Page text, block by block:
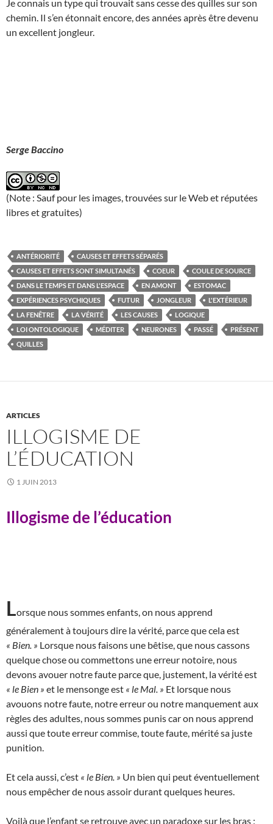
Je connais un type qui trouvait sans cesse des quilles sur son
chemin. Il s’en étonnait encore, des années après être devenu
un excellent jongleur.
Serge Baccino
(Note : Sauf pour les images, trouvées sur le Web et réputées
libres et gratuites)
ANTÉRIORITÉ
CAUSES ET EFFETS SÉPARÉS
CAUSES ET EFFETS SONT SIMULTANÉS
COEUR
COULE DE SOURCE
DANS LE TEMPS ET DANS L'ESPACE
EN AMONT
ESTOMAC
EXPÉRIENCES PSYCHIQUES
FUTUR JONGLEUR
L'EXTÉRIEUR
LA FENÊTRE
LA VÉRITÉ LES CAUSES
LOGIQUE
LOI ONTOLOGIQUE
MÉDITER NEURONES PASSÉ
PRÉSENT
QUILLES
ARTICLES
ILLOGISME DE
L’ÉDUCATION
1 JUIN 2013
Illogisme de l’éducation
Lorsque nous sommes enfants, on nous apprend
généralement à toujours dire la vérité, parce que cela est
« Bien. » Lorsque nous faisons une bêtise, que nous cassons
quelque chose ou commettons une erreur notoire, nous
devons avouer notre faute parce que, justement, la vérité est
« le Bien » et le mensonge est « le Mal. » Et lorsque nous
avouons notre faute, notre erreur ou notre manquement aux
règles des adultes, nous sommes punis car on nous apprend
aussi que toute erreur commise, toute faute, mérité sa juste
punition.
Et cela aussi, c’est « le Bien. » Un bien qui peut éventuellement
nous empêcher de nous assoir durant quelques heures.
Voilà que l’enfant se retrouve avec un paradoxe sur les bras :